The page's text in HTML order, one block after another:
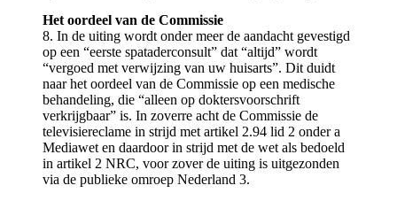
Het oordeel van de Commissie
8. In de uiting wordt onder meer de aandacht gevestigd
op een “eerste spataderconsult” dat “altijd” wordt
“vergoed met verwijzing van uw huisarts”. Dit duidt
naar het oordeel van de Commissie op een medische
behandeling, die “alleen op doktersvoorschrift
verkrijgbaar” is. In zoverre acht de Commissie de
televisiereclame in strijd met artikel 2.94 lid 2 onder a
Mediawet en daardoor in strijd met de wet als bedoeld
in artikel 2 NRC, voor zover de uiting is uitgezonden
via de publieke omroep Nederland 3.